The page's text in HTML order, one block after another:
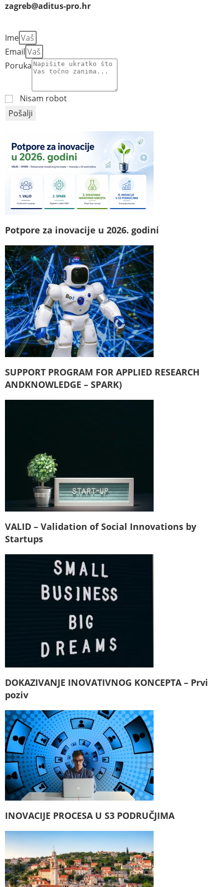
zagreb@aditus-pro.hr
Ime
Email
Poruka
Nisam robot
Pošalji
Potpore za inovacije u 2026. godini
SUPPORT PROGRAM FOR APPLIED RESEARCH
ANDKNOWLEDGE – SPARK)
VALID – Validation of Social Innovations by
Startups
DOKAZIVANJE INOVATIVNOG KONCEPTA – Prvi
poziv
INOVACIJE PROCESA U S3 PODRUČJIMA